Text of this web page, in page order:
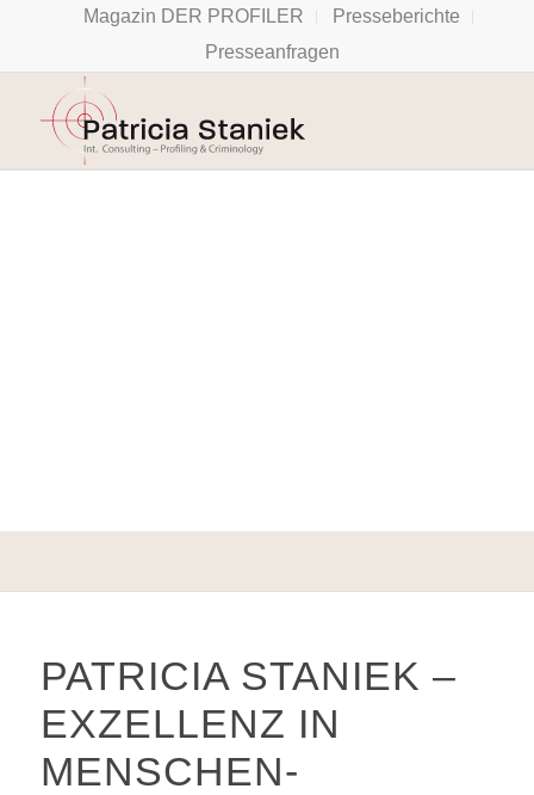
Magazin DER PROFILER
Presseberichte
Presseanfragen
Mag. Gernot Rohrhofer,
CERTIFIED PROFILER
Ausbildung
PATRICIA STANIEK –
EXZELLENZ IN
MENSCHEN­